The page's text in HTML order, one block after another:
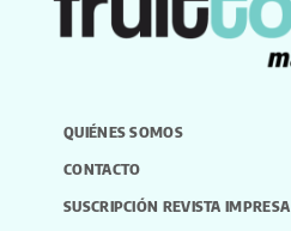
QUIÉNES SOMOS
CONTACTO
SUSCRIPCIÓN REVISTA IMPRESA